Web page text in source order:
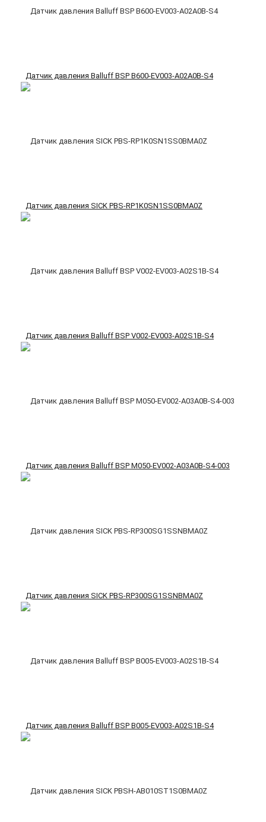
Датчик давления Balluff BSP B600-EV003-A02A0B-S4
Датчик давления SICK PBS-RP1K0SN1SS0BMA0Z
Датчик давления Balluff BSP V002-EV003-A02S1B-S4
Датчик давления Balluff BSP M050-EV002-A03A0B-S4-003
Датчик давления SICK PBS-RP300SG1SSNBMA0Z
Датчик давления Balluff BSP B005-EV003-A02S1B-S4